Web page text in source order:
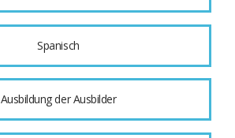
Spanisch
Ausbildung der Ausbilder